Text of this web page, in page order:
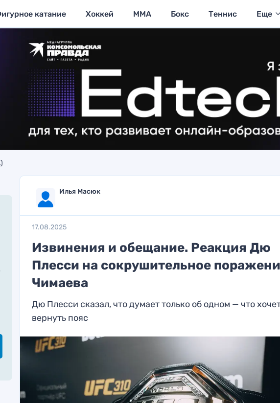
катание Хоккей MMA Бокс Теннис Еще
Илья Масюк
17.08.2025
Извинения и обещание. Реакция Дю
Плесси на сокрушительное
Чимаева
Дю Плесси сказал, что думает только об одном — что
вернуть пояс